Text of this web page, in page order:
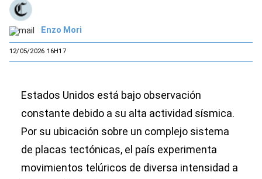
Enzo Mori
12/05/2026 16H17
Estados Unidos está bajo observación
constante debido a su alta actividad sísmica.
Por su ubicación sobre un complejo sistema
de placas tectónicas, el país experimenta
movimientos telúricos de diversa intensidad a